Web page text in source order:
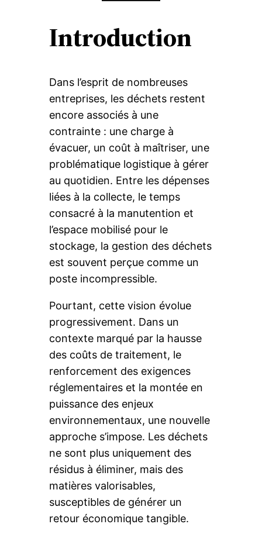
Introduction
Dans l’esprit de nombreuses
entreprises, les déchets restent
encore associés à une
contrainte : une charge à
évacuer, un coût à maîtriser, une
problématique logistique à gérer
au quotidien. Entre les dépenses
liées à la collecte, le temps
consacré à la manutention et
l’espace mobilisé pour le
stockage, la gestion des déchets
est souvent perçue comme un
poste incompressible.
Pourtant, cette vision évolue
progressivement. Dans un
contexte marqué par la hausse
des coûts de traitement, le
renforcement des exigences
réglementaires et la montée en
puissance des enjeux
environnementaux, une nouvelle
approche s’impose. Les déchets
ne sont plus uniquement des
résidus à éliminer, mais des
matières valorisables,
susceptibles de générer un
retour économique tangible.